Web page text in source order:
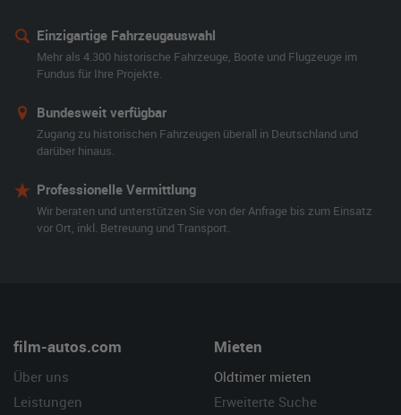
Einzigartige Fahrzeugauswahl
Mehr als 4.300 historische Fahrzeuge, Boote und Flugzeuge im
Fundus für Ihre Projekte.
Bundesweit verfügbar
Zugang zu historischen Fahrzeugen überall in Deutschland und
darüber hinaus.
Professionelle Vermittlung
Wir beraten und unterstützen Sie von der Anfrage bis zum Einsatz
vor Ort, inkl. Betreuung und Transport.
film-autos.com
Über uns
Leistungen
Mieten
Oldtimer mieten
Erweiterte Suche